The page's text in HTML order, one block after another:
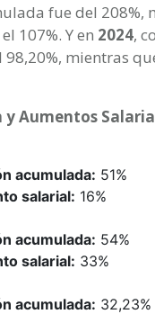
fue del 208%,
107%. Y en 2024,
mientras
Aumentos
acumulada: 51%
salarial: 16%
acumulada: 54%
salarial: 33%
acumulada: 32,23%